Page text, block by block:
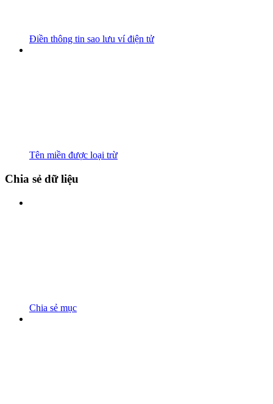
Điền thông tin sao lưu ví điện tử
Tên miền được loại trừ
Chia sẻ dữ liệu
Chia sẻ mục